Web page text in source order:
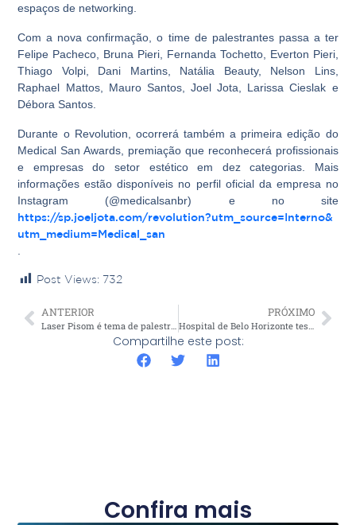
espaços de networking.
Com a nova confirmação, o time de palestrantes passa a ter
Felipe Pacheco, Bruna Pieri, Fernanda Tochetto, Everton Pieri,
Thiago Volpi, Dani Martins, Natália Beauty, Nelson Lins,
Raphael Mattos, Mauro Santos, Joel Jota, Larissa Cieslak e
Débora Santos.
Durante o Revolution, ocorrerá também a primeira edição do
Medical San Awards, premiação que reconhecerá profissionais
e empresas do setor estético em dez categorias. Mais
informações estão disponíveis no perfil oficial da empresa no
Instagram (@medicalsanbr) e no site
https://sp.joeljota.com/revolution?utm_source=Interno&
utm_medium=Medical_san
Post Views: 732
ANTERIOR PRÓXIMO
Compartilhe este post:
Confira mais